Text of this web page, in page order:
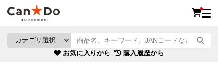
お気に入りから 購入履歴から